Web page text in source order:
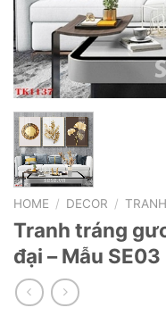
HOME / DECOR / TRANH
Tranh tráng
đại – Mẫu SE03